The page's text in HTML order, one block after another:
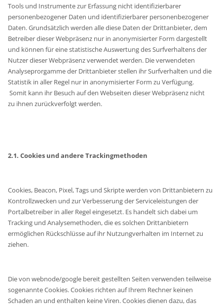
Tools und Instrumente zur Erfassung nicht identifizierbarer
personenbezogener Daten und identifizierbarer personenbezogener
Daten. Grundsätzlich werden alle diese Daten der Drittanbieter, dem
Betreiber dieser Webpräsenz nur in anonymisierter Form dargestellt
und können für eine statistische Auswertung des Surfverhaltens der
Nutzer dieser Webpräsenz verwendet werden. Die verwendeten
Analyseprorgamme der Drittanbieter stellen ihr Surfverhalten und die
Statistik in aller Regel nur in anonymisierter Form zu Verfügung.
Somit kann ihr Besuch auf den Webseiten dieser Webpräsenz nicht
zu ihnen zurückverfolgt werden.
2.1. Cookies und andere Trackingmethoden
Cookies, Beacon, Pixel, Tags und Skripte werden von Drittanbietern zu
Kontrollzwecken und zur Verbesserung der Serviceleistungen der
Portalbetreiber in aller Regel eingesetzt. Es handelt sich dabei um
Tracking und Analysemethoden, die es solchen Drittanbietern
ermöglichen Rückschlüsse auf ihr Nutzungverhalten im Internet zu
ziehen.
Die von webnode/google bereit gestellten Seiten verwenden teilweise
sogenannte Cookies. Cookies richten auf Ihrem Rechner keinen
Schaden an und enthalten keine Viren. Cookies dienen dazu, das